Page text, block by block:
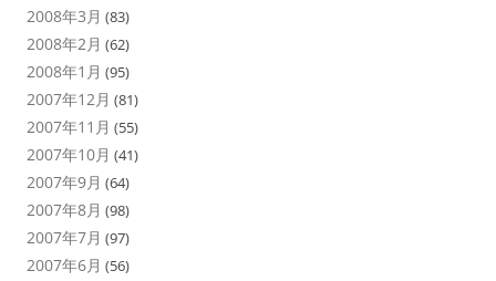
2008年3月 (83)
2008年2月 (62)
2008年1月 (95)
2007年12月 (81)
2007年11月 (55)
2007年10月 (41)
2007年9月 (64)
2007年8月 (98)
2007年7月 (97)
2007年6月 (56)